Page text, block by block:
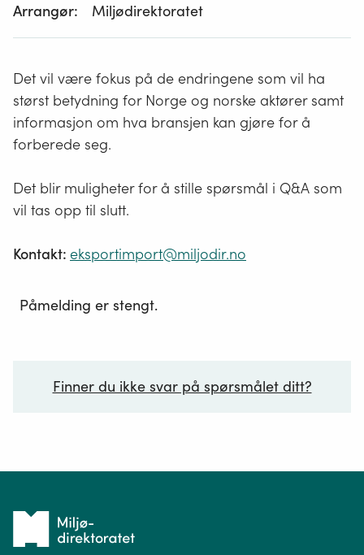
Arrangør:
Miljødirektoratet
Det vil være fokus på de endringene som vil ha
størst betydning for Norge og norske aktører samt
informasjon om hva bransjen kan gjøre for å
forberede seg.
Det blir muligheter for å stille spørsmål i Q&A som
vil tas opp til slutt.
Kontakt: eksportimport@miljodir.no
Påmelding er stengt.
Finner du ikke svar på spørsmålet ditt?
Tilbake